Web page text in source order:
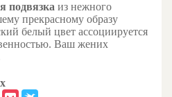
подвязка из нежного
прекрасному образу
белый цвет ассоциируется
Ваш жених